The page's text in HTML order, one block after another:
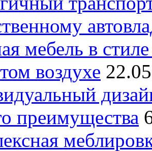
мебель в
воздухе
преимущества